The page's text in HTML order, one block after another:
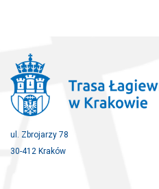
ul. Zbrojarzy 78
30-412 Kraków